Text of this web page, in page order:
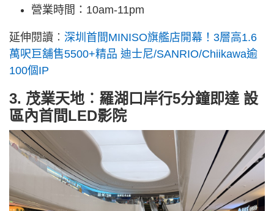
營業時間：10am-11pm
延伸閱讀︰ 深圳首間MINISO旗艦店開幕！3層高1.6
萬呎巨舖售5500+精品 迪士尼/SANRIO/Chiikawa逾
100個IP
3. 茂業天地︰羅湖口岸行5分鐘即達 設
區內首間LED影院